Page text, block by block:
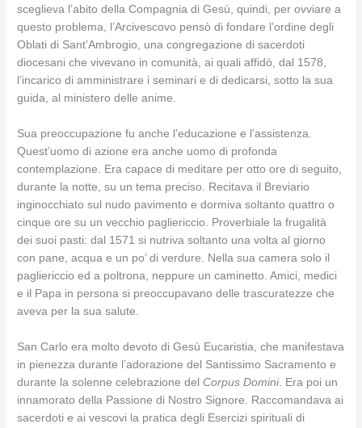
sceglieva l’abito della Compagnia di Gesù, quindi, per ovviare a
questo problema, l’Arcivescovo pensò di fondare l’ordine degli
Oblati di Sant’Ambrogio, una congregazione di sacerdoti
diocesani che vivevano in comunità, ai quali affidò, dal 1578,
l’incarico di amministrare i seminari e di dedicarsi, sotto la sua
guida, al ministero delle anime.
Sua preoccupazione fu anche l’educazione e l’assistenza.
Quest’uomo di azione era anche uomo di profonda
contemplazione. Era capace di meditare per otto ore di seguito,
durante la notte, su un tema preciso. Recitava il Breviario
inginocchiato sul nudo pavimento e dormiva soltanto quattro o
cinque ore su un vecchio pagliericcio. Proverbiale la frugalità
dei suoi pasti: dal 1571 si nutriva soltanto una volta al giorno
con pane, acqua e un po’ di verdure. Nella sua camera solo il
pagliericcio ed a poltrona, neppure un caminetto. Amici, medici
e il Papa in persona si preoccupavano delle trascuratezze che
aveva per la sua salute.
San Carlo era molto devoto di Gesù Eucaristia, che manifestava
in pienezza durante l’adorazione del Santissimo Sacramento e
durante la solenne celebrazione del Corpus Domini. Era poi un
innamorato della Passione di Nostro Signore. Raccomandava ai
sacerdoti e ai vescovi la pratica degli Esercizi spirituali di